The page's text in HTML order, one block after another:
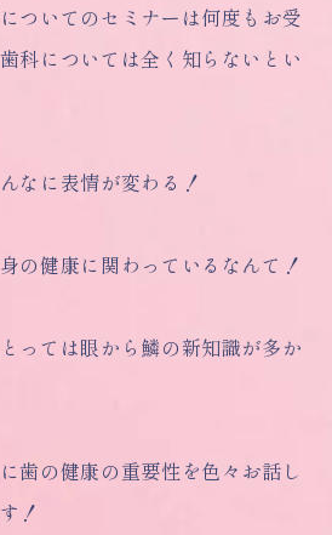
ついてのセミナーは何度もお受
科については全く知らないとい
なに表情が変わる！
の健康に関わっているなんて！
っては眼から鱗の新知識が多か
歯の健康の重要性を色々お話し
！